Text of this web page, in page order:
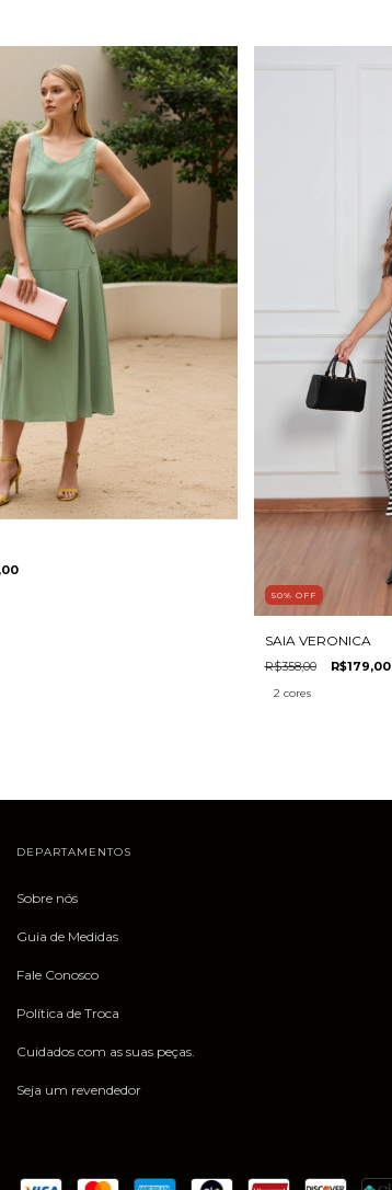
50% OFF
SAIA VERONICA
R$358,00 R$179,00
2 cores
DEPARTAMENTOS
Sobre nós
Guia de Medidas
Fale Conosco
Política de Troca
Cuidados com as suas peças.
Seja um revendedor